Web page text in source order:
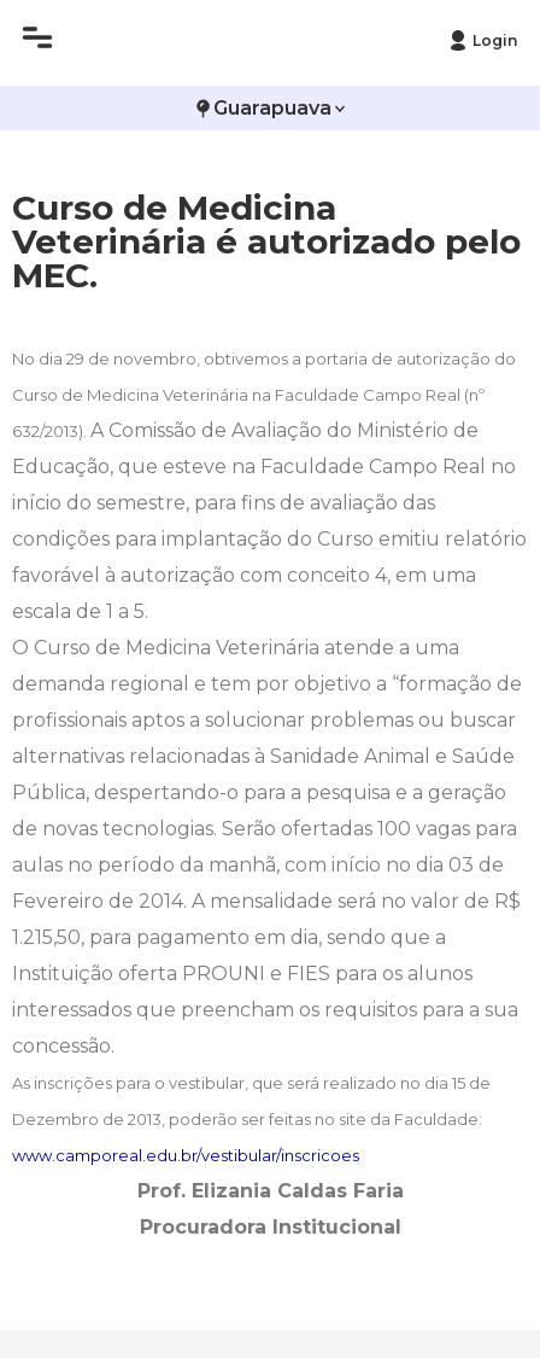
Login
Guarapuava
Curso de Medicina
Veterinária é autorizado pelo
MEC.
No dia 29 de novembro, obtivemos a portaria de autorização do
Curso de Medicina Veterinária na Faculdade Campo Real (nº
632/2013). A Comissão de Avaliação do Ministério de
Educação, que esteve na Faculdade Campo Real no
início do semestre, para fins de avaliação das
condições para implantação do Curso emitiu relatório
favorável à autorização com conceito 4, em uma
escala de 1 a 5.
O Curso de Medicina Veterinária atende a uma
demanda regional e tem por objetivo a “formação de
profissionais aptos a solucionar problemas ou buscar
alternativas relacionadas à Sanidade Animal e Saúde
Pública, despertando-o para a pesquisa e a geração
de novas tecnologias. Serão ofertadas 100 vagas para
aulas no período da manhã, com início no dia 03 de
Fevereiro de 2014. A mensalidade será no valor de R$
1.215,50, para pagamento em dia, sendo que a
Instituição oferta PROUNI e FIES para os alunos
interessados que preencham os requisitos para a sua
concessão.
As inscrições para o vestibular, que será realizado no dia 15 de
Dezembro de 2013, poderão ser feitas no site da Faculdade:
www.camporeal.edu.br/vestibular/inscricoes
Prof. Elizania Caldas Faria
Procuradora Institucional
Infraestrutura
Editais
Biomedicina
Ciências Contábeis
Enfermagem
Engenharia Agronômica
Engenharia de Software
Engenharia Elétrica
Engenharia Mecânica
Farmácia
Fisioterapia
Medicina
Medicina Veterinária
Nutrição
Odontologia
Publicidade e Propaganda
Atividades Complementares e Sociais
Biblioteca
Calendário de Provas
Carteirinha de Estudante
Ensalamento
Horário de Aulas
Manual do Acadêmico
Manual de Formatura
Manual de Trabalhos Acadêmicos
Minha Biblioteca
Núcleo de Apoio Psicopedagógico
Ouvidoria
Plano de Ensino
Seguro Escolar
CPA
COLAP
Comitê de Ética em Pesquisa
Diploma Digital
Editais
Extensão
Infocampo
Intercampo
Logos Campo Real
NAPP e NAPC
Portal do Egresso
Portal do RH
Programa de Monitoria
Revistas Campo Real